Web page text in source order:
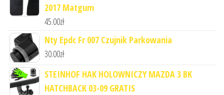
2017 Matgum
45.00zł
Nty Epdc Fr 007 Czujnik Parkowania
30.00zł
STEINHOF HAK HOLOWNICZY MAZDA 3 BK
HATCHBACK 03-09 GRATIS